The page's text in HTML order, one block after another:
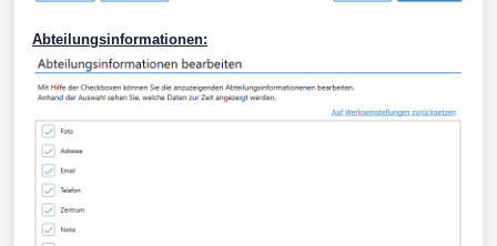
Abteilungsinformationen: